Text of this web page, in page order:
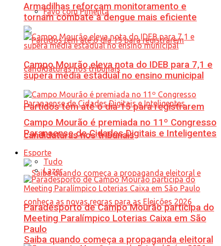
Favo com Pimenta
Partidos têm até o dia 15 para registrarem
candidaturas nos tribunais
Saiba quando começa a propaganda eleitoral
Armadilhas reforçam monitoramento e
tornam combate à dengue mais eficiente
Campo Mourão eleva nota do IDEB para 7,1 e
supera média estadual no ensino municipal
Campo Mourão é premiada no 11º Congresso
Paranaense de Cidades Digitais e Inteligentes
Esporte
Tudo
Lazer
Paradesporto de Campo Mourão participa do
Meeting Paralímpico Loterias Caixa em São
Paulo